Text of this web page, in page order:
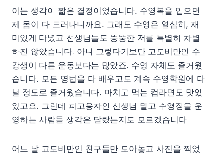
이는 생각이 짧은 결정이었습니다. 수영복을 입으면
제 몸이 다 드러나니까요. 그래도 수영은 열심히, 재
미있게 다녔고 선생님들도 뚱뚱한 저를 특별히 차별
하진 않았습니다. 아니 그렇다기보단 고도비만인 수
강생이 다른 운동보다는 많았죠. 수영 자체도 즐거웠
습니다. 모든 영법을 다 배우고도 계속 수영학원에 다
닐 정도로 즐거웠습니다. 마치고 먹는 컵라면도 맛있
었고요. 그런데 피고용자인 선생님 말고 수영장을 운
영하는 사람들 생각은 달랐는지도 모르겠습니다.
어느 날 고도비만인 친구들만 모아놓고 사진을 찍었